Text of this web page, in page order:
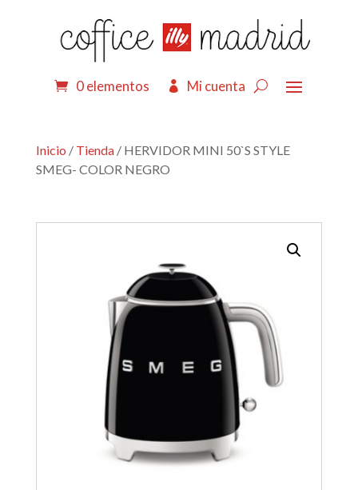
0 elementos Mi cuenta
Inicio / Tienda/ HERVIDOR MINI 50`S STYLE
SMEG- COLOR NEGRO